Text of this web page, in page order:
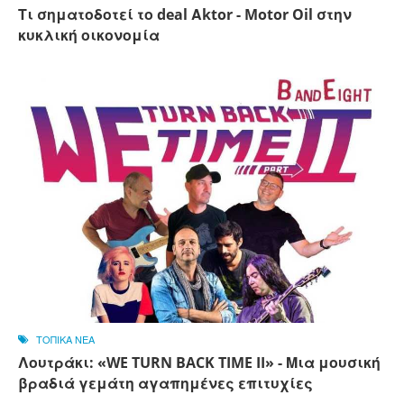
Τι σηματοδοτεί το deal Αktor - Motor Oil στην
κυκλική οικονομία
ΤΟΠΙΚΑ ΝΕΑ
Λουτράκι: «WE TURN BACK TIME II» - Μια μουσική
βραδιά γεμάτη αγαπημένες επιτυχίες